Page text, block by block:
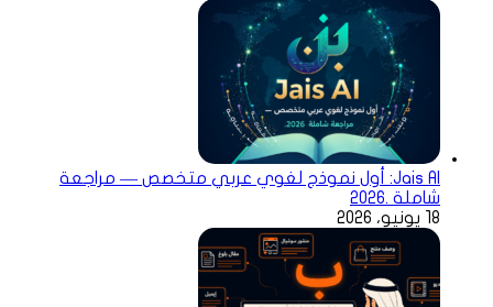
Jais AI: أول نموذج لغوي عربي متخصص — مراجعة
شاملة .2026
18 يونيو، 2026